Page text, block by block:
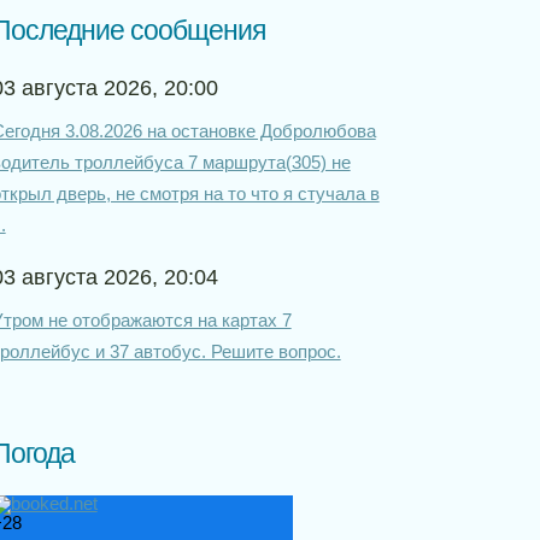
сообщения
августа 2026, 20:00
3.08.2026 на остановке Добролюбова
троллейбуса 7 маршрута(305) не
дверь, не смотря на то что я стучала в
августа 2026, 20:04
не отображаются на картах 7
и 37 автобус. Решите вопрос.
28